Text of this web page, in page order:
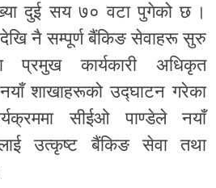
दुई सय ७० वटा पुगेको छ ।
नै सम्पूर्ण बैंकिङ सेवाहरू सुरु
कार्यकारी अधिकृत
शाखाहरूको उद्घाटन गरेका
सीईओ पाण्डेले नयाँ
उत्कृष्ट बैंकिङ सेवा तथा